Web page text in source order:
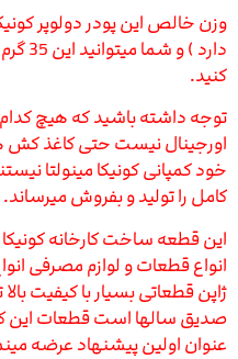
دارد
کنید.
توجه داشته باشید که هیچ کدام
اورجینال نیست حتی کاغذ کش
خود کمپانی کونیکا مینولتا
کامل را تولید و بفروش میرساند.
این قطعه ساخت کارخانه کونیکا
انواع قطعات و لوازم مصرفی
ژاپن قطعاتی بسیار با کیفیت
صدیق سالها است قطعات این
عنوان اولین پیشنهاد عرضه